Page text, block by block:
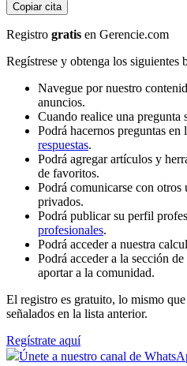
Copiar cita
Registro gratis en Gerencie.com
Regístrese y obtenga los siguientes
Navegue por nuestro
anuncios.
Cuando realice una pregunta
Podrá hacernos preguntas en
respuestas.
Podrá agregar artículos y
de favoritos.
Podrá comunicarse con otros
privados.
Podrá publicar su perfil
profesionales.
Podrá acceder a nuestra
Podrá acceder a la sección
aportar a la comunidad.
El registro es gratuito, lo mismo
señalados en la lista anterior.
Regístrate aquí
Únete a nuestro canal de